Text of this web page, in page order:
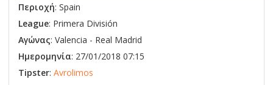
Περιοχή: Spain
League: Primera División
Αγώνας: Valencia - Real Madrid
Ημερομηνία: 27/01/2018 07:15
Tipster: Avrolimos